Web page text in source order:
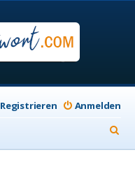
Anmelden
Registrieren
u